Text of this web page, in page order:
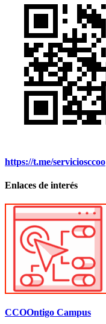
https://t.me/serviciosccoo
Enlaces de interés
CCOOntigo Campus